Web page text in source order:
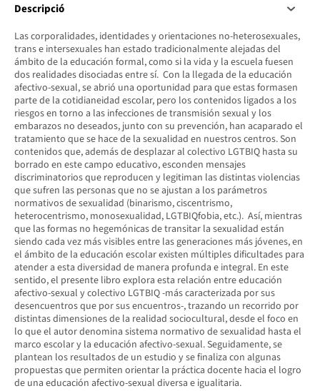
Descripció
Las corporalidades, identidades y orientaciones no-heterosexuales,
trans e intersexuales han estado tradicionalmente alejadas del
ámbito de la educación formal, como si la vida y la escuela fuesen
dos realidades disociadas entre sí. Con la llegada de la educación
afectivo-sexual, se abrió una oportunidad para que estas formasen
parte de la cotidianeidad escolar, pero los contenidos ligados a los
riesgos en torno a las infecciones de transmisión sexual y los
embarazos no deseados, junto con su prevención, han acaparado el
tratamiento que se hace de la sexualidad en nuestros centros. Son
contenidos que, además de desplazar al colectivo LGTBIQ hasta su
borrado en este campo educativo, esconden mensajes
discriminatorios que reproducen y legitiman las distintas violencias
que sufren las personas que no se ajustan a los parámetros
normativos de sexualidad (binarismo, ciscentrismo,
heterocentrismo, monosexualidad, LGTBIQfobia, etc.). Así, mientras
que las formas no hegemónicas de transitar la sexualidad están
siendo cada vez más visibles entre las generaciones más jóvenes, en
el ámbito de la educación escolar existen múltiples dificultades para
atender a esta diversidad de manera profunda e integral. En este
sentido, el presente libro explora esta relación entre educación
afectivo-sexual y colectivo LGTBIQ -más caracterizada por sus
desencuentros que por sus encuentros-, trazando un recorrido por
distintas dimensiones de la realidad sociocultural, desde el foco en
lo que el autor denomina sistema normativo de sexualidad hasta el
marco escolar y la educación afectivo-sexual. Seguidamente, se
plantean los resultados de un estudio y se finaliza con algunas
propuestas que permiten orientar la práctica docente hacia el logro
de una educación afectivo-sexual diversa e igualitaria.